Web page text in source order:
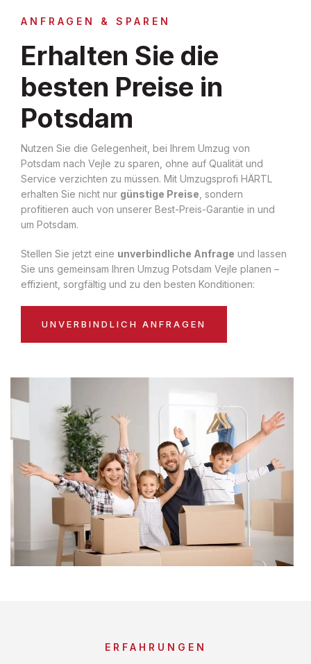
ANFRAGEN & SPAREN
Erhalten Sie die
besten Preise in
Potsdam
Nutzen Sie die Gelegenheit, bei Ihrem Umzug von
Potsdam nach Vejle zu sparen, ohne auf Qualität und
Service verzichten zu müssen. Mit Umzugsprofi HÄRTL
erhalten Sie nicht nur günstige Preise , sondern
profitieren auch von unserer Best-Preis-Garantie in und
um Potsdam.
Stellen Sie jetzt eine unverbindliche Anfrage und lassen
Sie uns gemeinsam Ihren Umzug Potsdam Vejle planen –
effizient, sorgfältig und zu den besten Konditionen:
UNVERBINDLICH ANFRAGEN
ERFAHRUNGEN